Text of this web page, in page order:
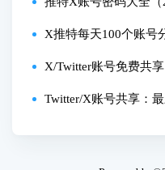
享）
X推特每天100个账号
得）
X/Twitter账号免费共
Twitter/X账号共享：